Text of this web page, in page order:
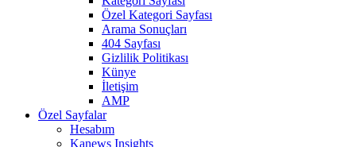
Özel Kategori Sayfası
Arama Sonuçları
404 Sayfası
Gizlilik Politikası
Künye
İletişim
AMP
Özel Sayfalar
Hesabım
Kanews Insights